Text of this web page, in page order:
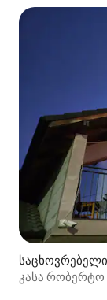
კასა რობერტო